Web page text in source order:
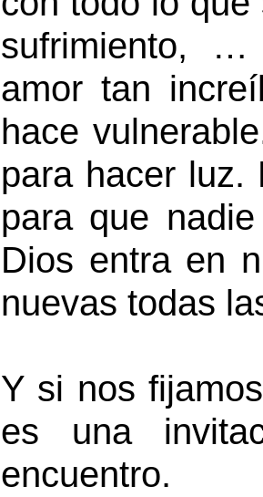
sufrimiento, …
amor tan
hace
para hacer luz.
para que
Dios entra en
nuevas todas
Y si nos
es una
encuentro.